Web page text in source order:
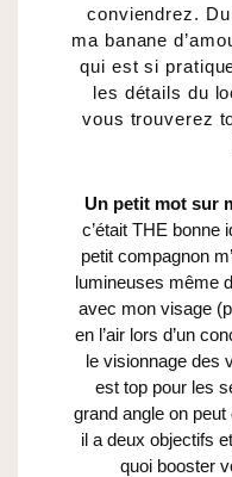
conviendrez.
ma banane
qui est si
les détails du
vous trouverez
Un petit mot sur
c’était THE bonne
petit compagnon
lumineuses même
avec mon visage
en l’air lors d’un
le visionnage des
est top pour les
grand angle on
il a deux objectifs
quoi booster